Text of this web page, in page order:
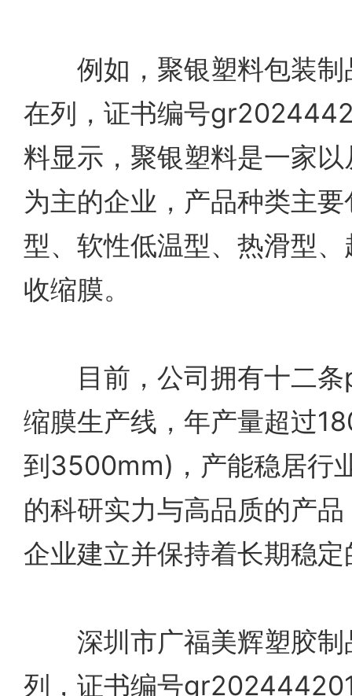
例如，聚银塑料包装制
在列，证书编号
料显示，聚银塑料是一家
为主的企业，产品种类主
型、软性低温型、热滑型
收缩膜。
目前，公司拥有十二条
缩膜生产线，年产量超过
到3500mm)，产能稳居行
的科研实力与高品质的产
企业建立并保持着长期稳
深圳市广福美辉塑胶制
列，证书编号